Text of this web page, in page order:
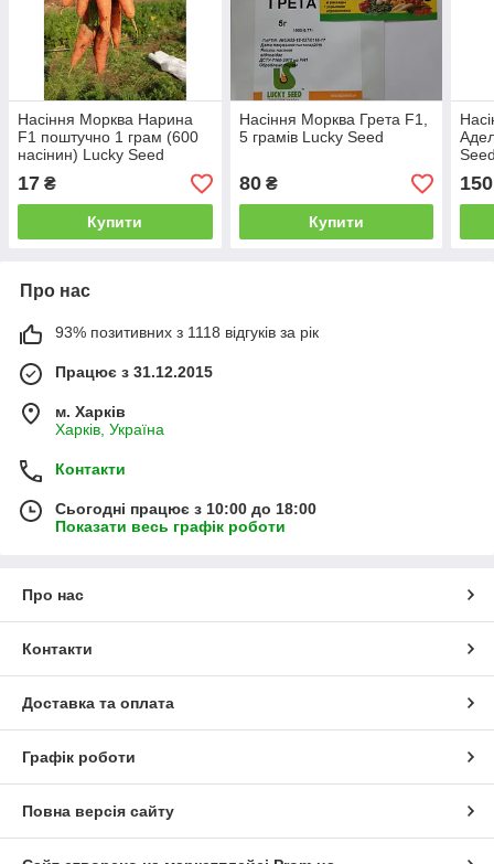
Насіння Морква Нарина
F1 поштучно 1 грам (600
насінин) Lucky Seed
17 ₴
Купити
Насіння Морква Грета F1,
5 грамів Lucky Seed
80₴
Купити
150
Про нас
93% позитивних з 1118 відгуків за рік
Працює з 31.12.2015
м. Харків
Харків, Україна
Контакти
Сьогодні працює з 10:00 до 18:00
Показати весь графік роботи
Про нас
Контакти
Доставка та оплата
Графік роботи
Повна версія сайту